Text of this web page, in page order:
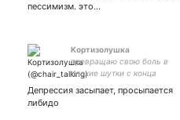
пессимизм. это…
Кортизолушка
превращаю свою боль в
плохие шутки с конца
Депрессия засыпает, просыпается
либидо